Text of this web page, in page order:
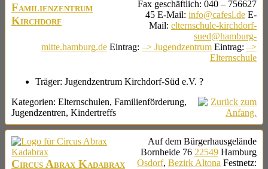
Familienzentrum
Kirchdorf
Fax geschäftlich: 040 – 756627
45 E-Mail: info@cafesl.de E-
Mail: elternschule-kirchdorf-
sued@hamburg-
mitte.hamburg.de Eintrag: –> Jugendzentrum Eintrag: –>
Elternschule
Träger: Jugendzentrum Kirchdorf-Süd e.V. ?
Kategorien: Elternschulen, Familienförderung,
Jugendzentren, Kindertreffs
Circus Abrax Kadabrax
Auf dem Bürgerhausgelände
Bornheide 76 22549 Hamburg
Osdorf, Bezirk Altona Festnetz: